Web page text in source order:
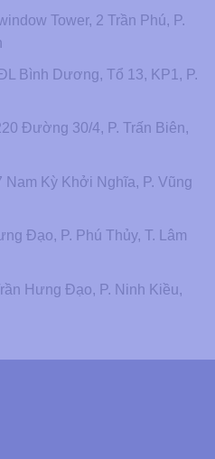
Tower, 2 Trần Phú, P.
Bình Dương, Tổ 13, KP1, P.
Đường 30/4, P. Trấn Biên,
Nam Kỳ Khởi Nghĩa, P. Vũng
Đạo, P. Phú Thủy, T. Lâm
Hưng Đạo, P. Ninh Kiều,